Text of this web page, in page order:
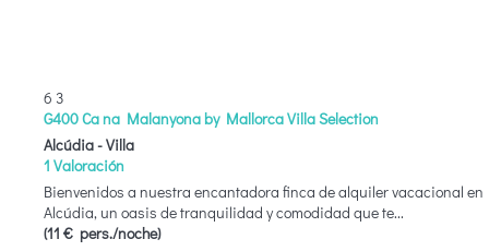
6 3
G400 Ca na Malanyona by Mallorca Villa Selection
Alcúdia -Villa
1 Valoración
Bienvenidos a nuestra encantadora finca de alquiler vacacional en
Alcúdia, un oasis de tranquilidad y comodidad que te...
(11 € pers./noche)